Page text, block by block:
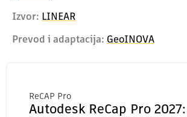
Izvor: LINEAR
Prevod i adaptacija: GeoINOVA
ReCAP Pro
Autodesk ReCap Pro